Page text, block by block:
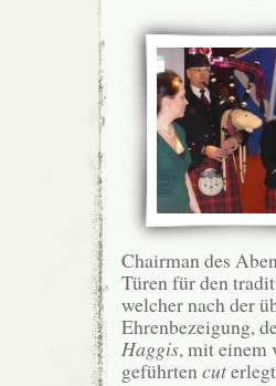
Chairman des
Türen für den
welcher nach der
Ehrenbezeigung,
Haggis, mit einem
geführtencut